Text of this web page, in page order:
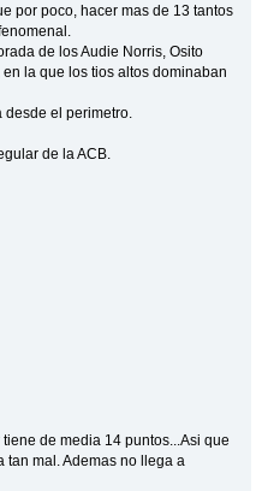
por poco, hacer mas de 13 tantos
de los Audie Norris, Osito
la que los tios altos dominaban
desde el perimetro.
de la ACB.
de media 14 puntos...Asi que
tan mal. Ademas no llega a